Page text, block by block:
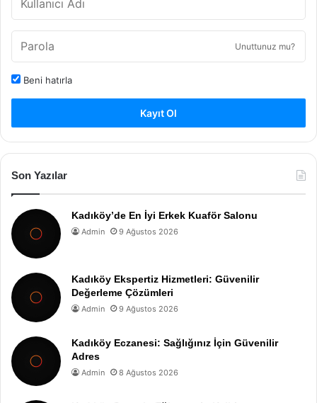
Unuttunuz mu?
Beni hatırla
Kayıt Ol
Son Yazılar
Kadıköy’de En İyi Erkek Kuaför Salonu
Admin 9 Ağustos 2026
Kadıköy Ekspertiz Hizmetleri: Güvenilir
Değerleme Çözümleri
Admin 9 Ağustos 2026
Kadıköy Eczanesi: Sağlığınız İçin Güvenilir
Adres
Admin 8 Ağustos 2026